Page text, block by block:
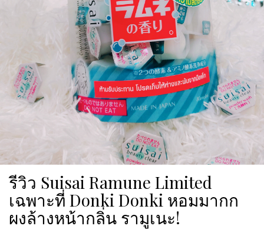
รีวิว Suisai Ramune Limited
เฉพาะที่ Donki Donki หอมมากก
ผงล้างหน้ากลิ่น รามูเนะ!